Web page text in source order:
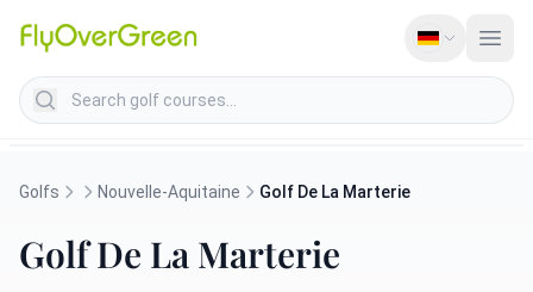
Search golf courses
Golfs Nouvelle-Aquitaine Golf De La Marterie
Golf De La Marterie